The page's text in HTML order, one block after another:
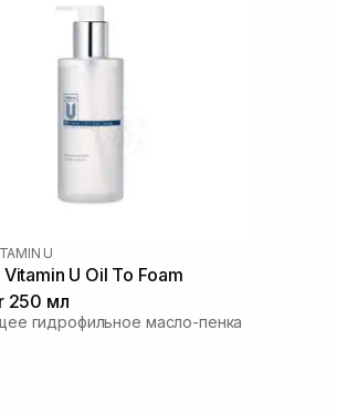
U
Vitamin U Oil To Foam
250 мл
гидрофильное масло-пенка